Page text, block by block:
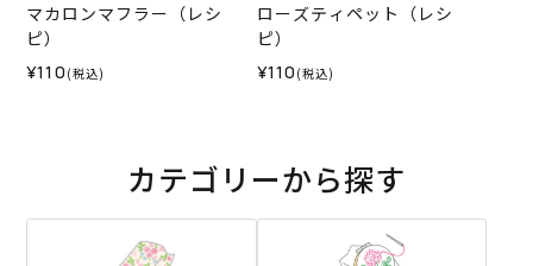
マカロンマフラー（レシ
ピ）
¥110 (税込)
ローズティペット（レシ
ピ）
¥110 (税込)
カテゴリーから探す